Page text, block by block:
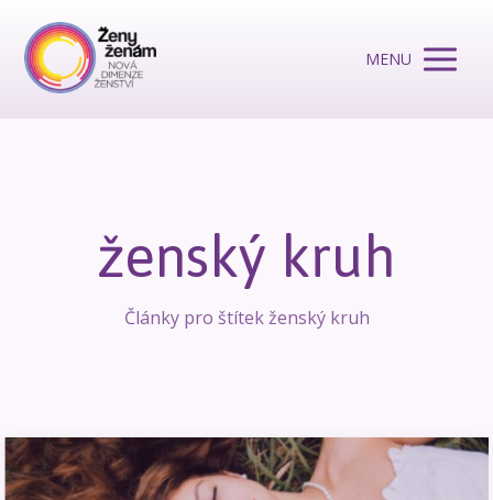
MENU
ženský kruh
Články pro štítek ženský kruh